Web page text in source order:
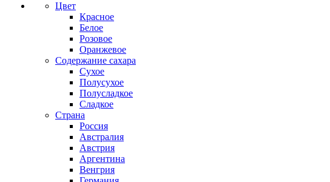
Цвет
Красное
Белое
Розовое
Оранжевое
Содержание сахара
Сухое
Полусухое
Полусладкое
Сладкое
Страна
Россия
Австралия
Австрия
Аргентина
Венгрия